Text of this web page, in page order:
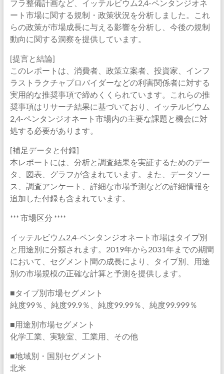
フラ整備計画など、イッテルビウム2,4-ペンタンジオネ
ート市場に関する規制・政策状況を分析しました。これ
らの政策が市場成長に与える影響を分析し、今後の規制
動向に関する洞察を提供しています。
[提言と結論]
このレポートは、消費者、政策立案者、投資家、インフ
ラストラクチャプロバイダーなどの利害関係者に対する
実用的な推奨事項で締めくくられています。これらの推
奨事項はリサーチ結果に基づいており、イッテルビウム
2,4-ペンタンジオネート市場内の主要な課題と機会に対
処する必要があります。
[補足データと付録]
本レポートには、分析と調査結果を実証するためのデー
タ、図表、グラフが含まれています。また、データソー
ス、調査アンケート、詳細な市場予測などの詳細情報を
追加した付録も含まれています。
*** 市場区分 ****
イッテルビウム2,4-ペンタンジオネート市場はタイプ別
と用途別に分類されます。2019年から2031年までの期間
において、セグメント間の成長により、タイプ別、用途
別の市場規模の正確な計算と予測を提供します。
■タイプ別市場セグメント
純度99％、純度99.9％、純度99.99％、純度99.999％
■用途別市場セグメント
化学工業、実験室、工業用、その他
■地域別・国別セグメント
北米